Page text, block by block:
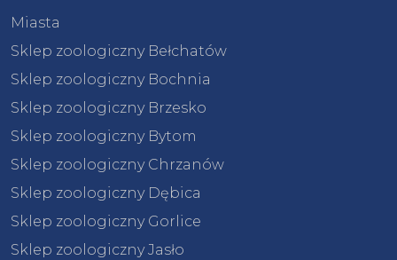
Miasta
Sklep zoologiczny Bełchatów
Sklep zoologiczny Bochnia
Sklep zoologiczny Brzesko
Sklep zoologiczny Bytom
Sklep zoologiczny Chrzanów
Sklep zoologiczny Dębica
Sklep zoologiczny Gorlice
Sklep zoologiczny Jasło